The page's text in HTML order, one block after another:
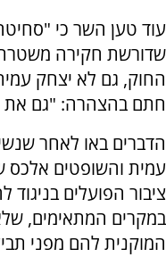
עוד טען השר כי
שדורשת חקירה
החוק, גם לא יצחק
חתם בהצהרה: "גם את
הדברים באו לאחר
עמית והשופטים אלכס
ציבור הפועלים בניגוד
במקרים המתאימים,
המוקנית להם מפני